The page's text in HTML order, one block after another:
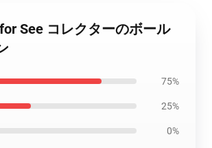
See コレクターのボール
75%
25%
0%